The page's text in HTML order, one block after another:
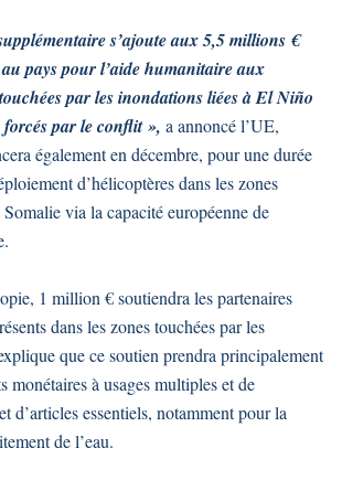
s’ajoute aux 5,5 millions €
pays pour l’aide humanitaire aux
par les inondations liées à El Niño
forcés par le conflit », a annoncé l’UE,
également en décembre, pour une durée
d’hélicoptères dans les zones
via la capacité européenne de
1 million € soutiendra les partenaires
dans les zones touchées par les
que ce soutien prendra principalement
monétaires à usages multiples et de
d’articles essentiels, notamment pour la
de l’eau.